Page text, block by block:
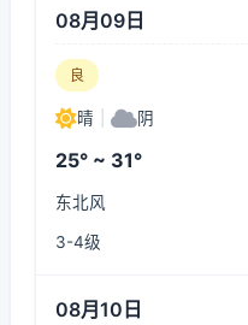
08月09日
良
晴 阴
25° ~ 31°
东北风
3-4级
08月10日